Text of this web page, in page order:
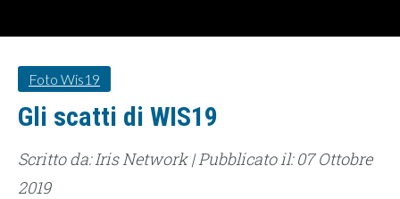
Foto Wis19
Gli scatti di WIS19
Scritto da: Iris Network | Pubblicato il: 07 Ottobre
2019